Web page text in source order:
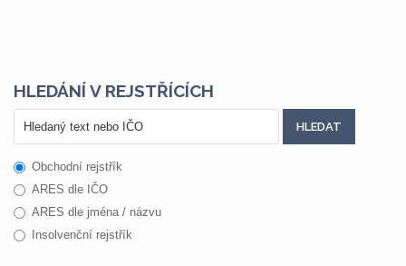
HLEDÁNÍ V REJSTŘÍCÍCH
Obchodní rejstřík
ARES dle IČO
ARES dle jména / názvu
Insolvenční rejstřík